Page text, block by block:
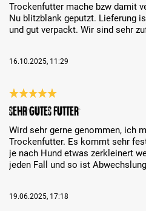
Trockenfutter mache bzw damit
Nu blitzblank geputzt. Lieferung
und gut verpackt. Wir sind sehr
16.10.2025, 11:29
Review with rating of 5 out of 5
Sehr gutes Futter
Wird sehr gerne genommen, ich
Trockenfutter. Es kommt sehr
je nach Hund etwas zerkleinert
jeden Fall und so ist
19.06.2025, 17:18